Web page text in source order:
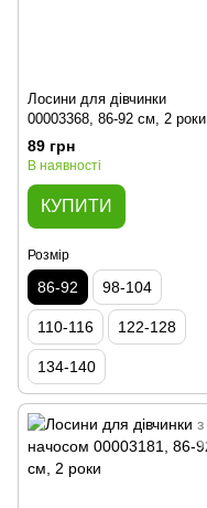
Лосини для дівчинки
00003368, 86-92 см, 2 роки
89 грн
В наявності
КУПИТИ
Розмір
86-92 98-104
110-116 122-128
134-140